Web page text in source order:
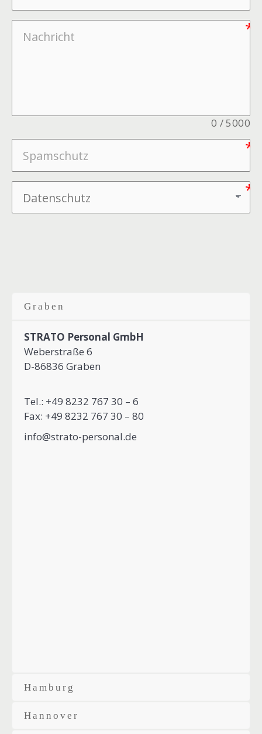
0 /5000
Graben
STRATO Personal GmbH
Weberstraße 6
D-86836 Graben
Tel.: +49 8232 767 30 – 6
Fax: +49 8232 767 30 – 80
info@strato-personal.de
Hamburg
Hannover